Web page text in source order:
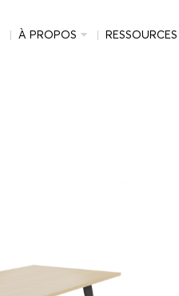
À PROPOS RESSOURCES